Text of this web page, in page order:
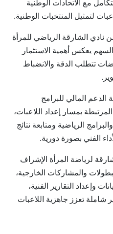
مع الاتحادات الوطنية
لتمثيل المنتخبات الوطنية.
3 لاعبات من نادي الشارقة الرياضي للمرأة
يعكس أهمية الاستثمار
تتطلب الدقة والانضباط
المالي للبرامج
بمسار إعداد اللاعبات،
الرياضية ومتابعة نتائج
الفني بصورة دورية.
لرياضة المرأة الإشراف
والمشاركات الخارجية،
وإعداد التقارير الفنية،
شاملة تعزز جاهزية اللاعبات